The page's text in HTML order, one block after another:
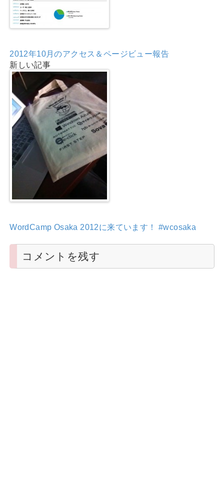
2012年10月のアクセス＆ページビュー報告
新しい記事
WordCamp Osaka 2012に来ています！ #wcosaka
コメントを残す